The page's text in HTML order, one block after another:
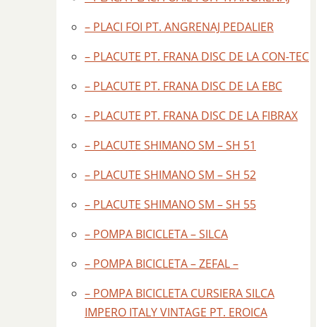
– PLACI FOI PT. ANGRENAJ PEDALIER
– PLACUTE PT. FRANA DISC DE LA CON-TEC
– PLACUTE PT. FRANA DISC DE LA EBC
– PLACUTE PT. FRANA DISC DE LA FIBRAX
– PLACUTE SHIMANO SM – SH 51
– PLACUTE SHIMANO SM – SH 52
– PLACUTE SHIMANO SM – SH 55
– POMPA BICICLETA – SILCA
– POMPA BICICLETA – ZEFAL –
– POMPA BICICLETA CURSIERA SILCA
IMPERO ITALY VINTAGE PT. EROICA